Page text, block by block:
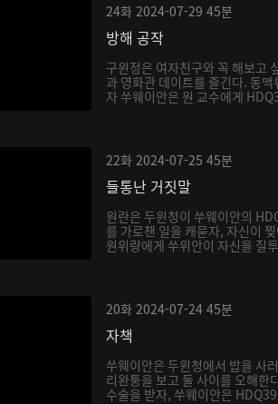
24화 2024-07-29 45분
방해 공작
구윈정은 여자친구와 꼭 해보고
과 영화관 데이트를 즐긴다. 동
자 쑤웨이안은 원 교수에게
22화 2024-07-25 45분
들통난 거짓말
원란은 두윈청이 쑤웨이안의
를 가로챈 일을 캐묻자, 자신이
원위량에게 쑤위안이 자신을 질
20화 2024-07-24 45분
자책
쑤웨이안은 두윈청에서 밥을 사
리완퉁을 보고 둘 사이를 오해한
수술을 받자, 쑤웨이안은